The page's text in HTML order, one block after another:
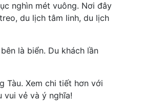
nghìn mét vuông. Nơi đây
du lịch tâm linh, du lịch
là biển. Du khách lần
Tàu. Xem chi tiết hơn với
vui vẻ và ý nghĩa!